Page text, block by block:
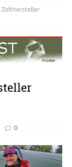
Zelthersteller
0